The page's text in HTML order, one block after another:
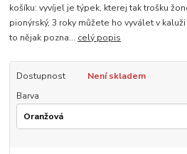
košíku: vyvíjel je týpek, kterej tak trošku
pionýrský, 3 roky můžete ho vyválet v
to nějak pozna... celý popis
Dostupnost
Není skladem
Barva